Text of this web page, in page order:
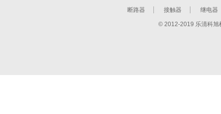
断路器 接触器 继电器
© 2012-2019 乐清科旭